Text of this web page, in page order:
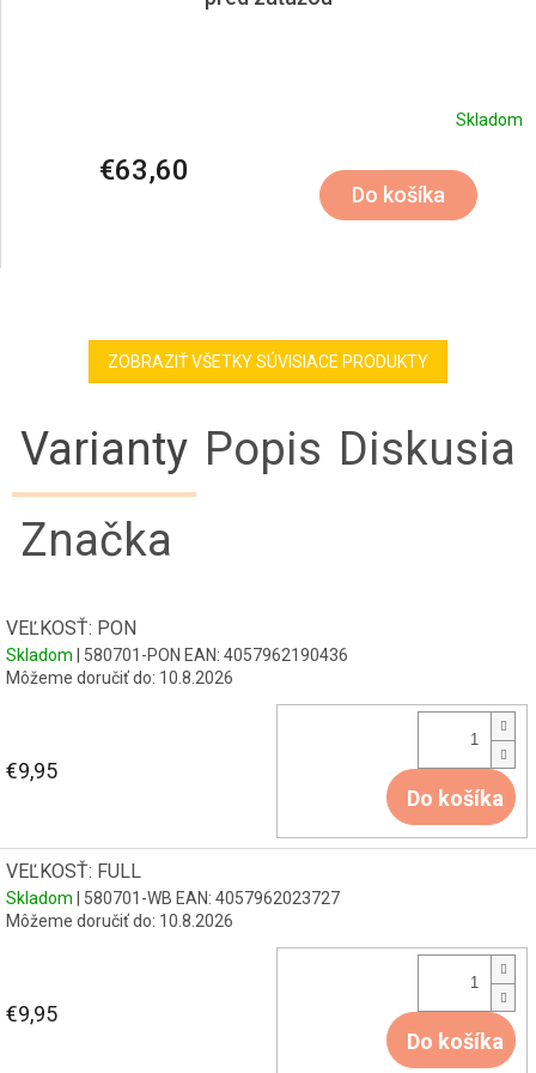
Skladom
€63,60
Do košíka
ZOBRAZIŤ VŠETKY SÚVISIACE PRODUKTY
Varianty Popis Diskusia
Značka
VEĽKOSŤ: PON
Skladom | 580701-PON EAN: 4057962190436
Môžeme doručiť do: 10.8.2026
€9,95
Do košíka
VEĽKOSŤ: FULL
Skladom | 580701-WB EAN: 4057962023727
Môžeme doručiť do: 10.8.2026
€9,95
Do košíka